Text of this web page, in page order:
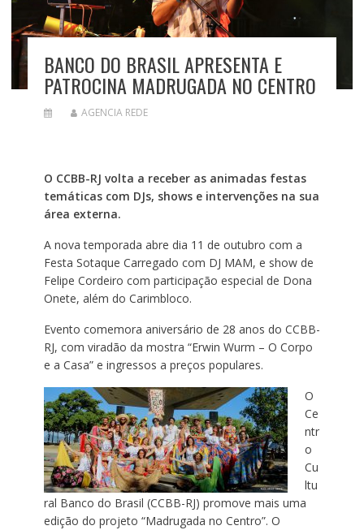
BANCO DO BRASIL APRESENTA E
PATROCINA MADRUGADA NO CENTRO
AGENCIA REDE
O CCBB-RJ volta a receber as animadas festas
temáticas com DJs, shows e intervenções na sua
área externa.
A nova temporada abre dia 11 de outubro com a
Festa Sotaque Carregado com DJ MAM, e show de
Felipe Cordeiro com participação especial de Dona
Onete, além do Carimbloco.
Evento comemora aniversário de 28 anos do CCBB-
RJ, com viradão da mostra “Erwin Wurm – O Corpo
e a Casa” e ingressos a preços populares.
O
Ce
ntr
o
Cu
ltu
ral Banco do Brasil (CCBB-RJ) promove mais uma
edição do projeto “Madrugada no Centro”. O